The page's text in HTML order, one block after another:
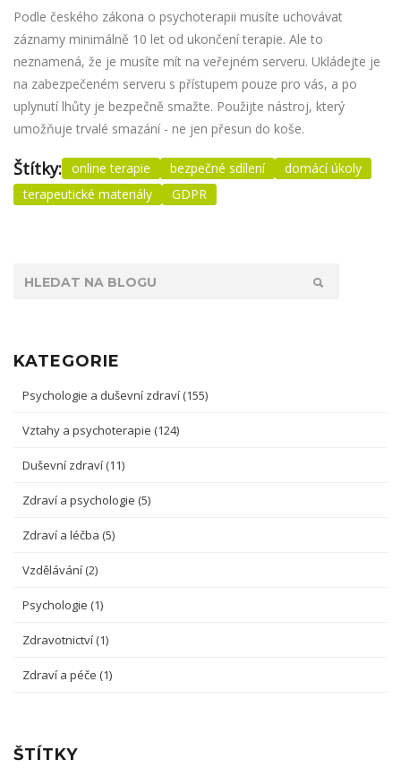
Podle českého zákona o psychoterapii musíte uchovávat
záznamy minimálně 10 let od ukončení terapie. Ale to
neznamená, že je musíte mít na veřejném serveru. Ukládejte je
na zabezpečeném serveru s přístupem pouze pro vás, a po
uplynutí lhůty je bezpečně smažte. Použijte nástroj, který
umožňuje trvalé smazání - ne jen přesun do koše.
Štítky: online terapie bezpečné sdílení
domácí úkoly
terapeutické materiály
GDPR
KATEGORIE
Psychologie a duševní zdraví (155)
Vztahy a psychoterapie (124)
Duševní zdraví (11)
Zdraví a psychologie (5)
Zdraví a léčba (5)
Vzdělávání (2)
Psychologie (1)
Zdravotnictví (1)
Zdraví a péče (1)
ŠTÍTKY